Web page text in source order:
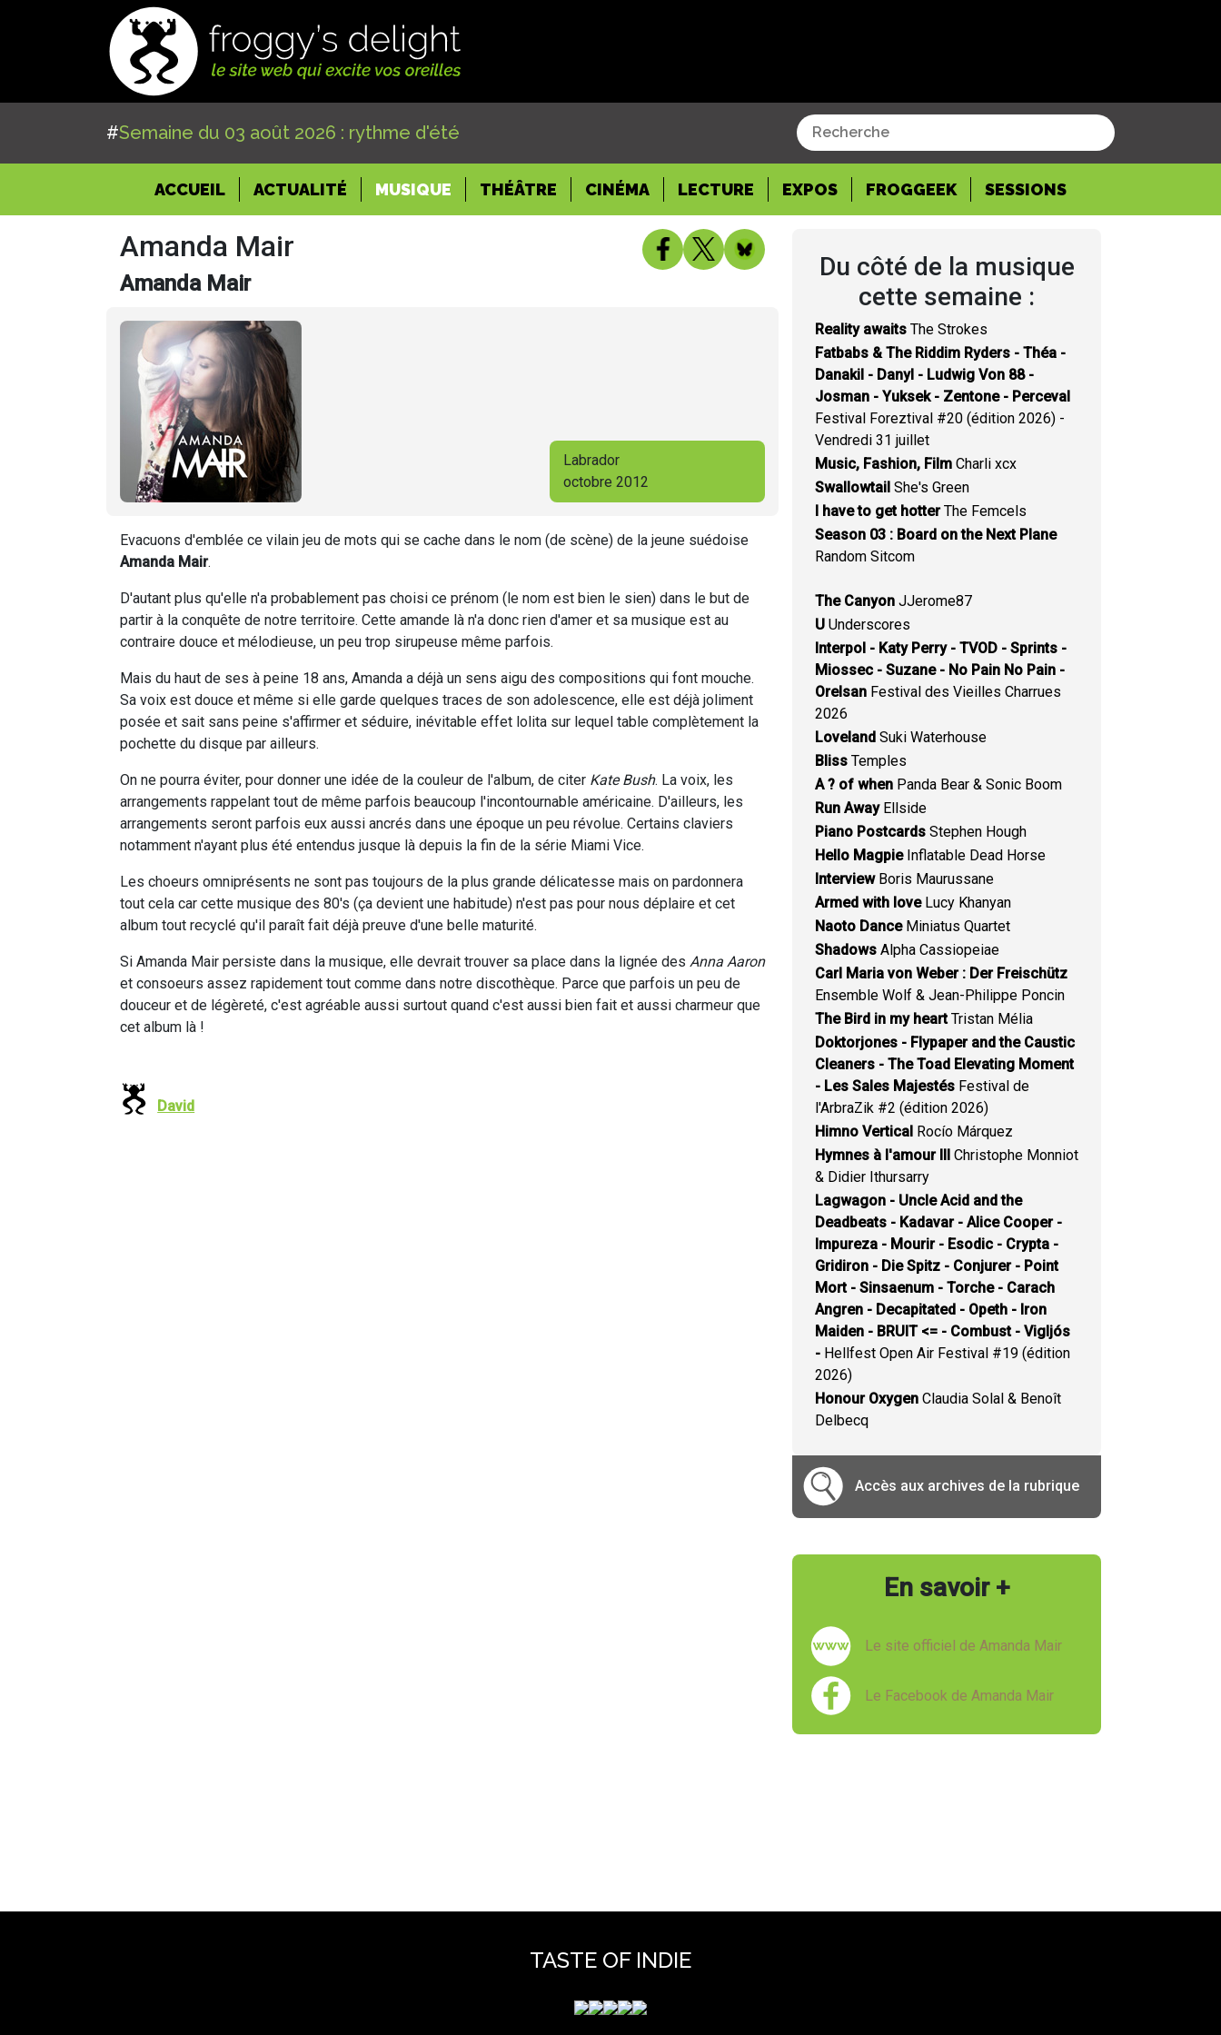
#Semaine du 03 août 2026 : rythme d'été
ACCUEIL(CURRENT)
ACTUALITÉ MUSIQUE THÉÂTRE CINÉMA LECTURE EXPOS FROGGEEK SESSIONS
Amanda Mair
Amanda Mair
Labrador
octobre 2012
Evacuons d'emblée ce vilain jeu de mots qui se cache dans le nom (de scène) de la jeune suédoise
Amanda Mair.
D'autant plus qu'elle n'a probablement pas choisi ce prénom (le nom est bien le sien) dans le but de
partir à la conquête de notre territoire. Cette amande là n'a donc rien d'amer et sa musique est au
contraire douce et mélodieuse, un peu trop sirupeuse même parfois.
Mais du haut de ses à peine 18 ans, Amanda a déjà un sens aigu des compositions qui font mouche.
Sa voix est douce et même si elle garde quelques traces de son adolescence, elle est déjà joliment
posée et sait sans peine s'affirmer et séduire, inévitable effet lolita sur lequel table complètement la
pochette du disque par ailleurs.
On ne pourra éviter, pour donner une idée de la couleur de l'album, de citer Kate Bush. La voix, les
arrangements rappelant tout de même parfois beaucoup l'incontournable américaine. D'ailleurs, les
arrangements seront parfois eux aussi ancrés dans une époque un peu révolue. Certains claviers
notamment n'ayant plus été entendus jusque là depuis la fin de la série Miami Vice.
Les choeurs omniprésents ne sont pas toujours de la plus grande délicatesse mais on pardonnera
tout cela car cette musique des 80's (ça devient une habitude) n'est pas pour nous déplaire et cet
album tout recyclé qu'il paraît fait déjà preuve d'une belle maturité.
Si Amanda Mair persiste dans la musique, elle devrait trouver sa place dans la lignée des Anna Aaron
et consoeurs assez rapidement tout comme dans notre discothèque. Parce que parfois un peu de
douceur et de légèreté, c'est agréable aussi surtout quand c'est aussi bien fait et aussi charmeur que
cet album là !
David
Du côté de la musique
cette semaine :
Reality awaits The Strokes
Fatbabs & The Riddim Ryders - Théa -
Danakil - Danyl - Ludwig Von 88 -
Josman - Yuksek - Zentone - Perceval
Festival Foreztival #20 (édition 2026) -
Vendredi 31 juillet
Music, Fashion, Film Charli xcx
Swallowtail She's Green
I have to get hotterThe Femcels
Season 03 : Board on the Next Plane
Random Sitcom
The Canyon JJerome87
U Underscores
Interpol - Katy Perry - TVOD - Sprints -
Miossec - Suzane - No Pain No Pain -
Orelsan Festival des Vieilles Charrues
2026
Loveland Suki Waterhouse
Bliss Temples
A ? of when Panda Bear & Sonic Boom
Run AwayEllside
Piano Postcards Stephen Hough
Hello MagpieInflatable Dead Horse
InterviewBoris Maurussane
Armed with loveLucy Khanyan
Naoto DanceMiniatus Quartet
Shadows Alpha Cassiopeiae
Carl Maria von Weber : Der Freischütz
Ensemble Wolf & Jean-Philippe Poncin
The Bird in my heartTristan Mélia
Doktorjones - Flypaper and the Caustic
Cleaners - The Toad Elevating Moment
- Les Sales Majestés Festival de
l'ArbraZik #2 (édition 2026)
Himno Vertical Rocío Márquez
Hymnes à l'amour III Christophe Monniot
& Didier Ithursarry
Lagwagon - Uncle Acid and the
Deadbeats - Kadavar - Alice Cooper -
Impureza - Mourir - Esodic - Crypta -
Gridiron - Die Spitz - Conjurer - Point
Mort - Sinsaenum - Torche - Carach
Angren - Decapitated - Opeth - Iron
Maiden - BRUIT <= - Combust - Vigljós
- Hellfest Open Air Festival #19 (édition
2026)
Honour Oxygen Claudia Solal & Benoît
Delbecq
Accès aux archives de la rubrique
En savoir +
Le site officiel de Amanda Mair
Le Facebook de Amanda Mair
TASTE OF INDIE